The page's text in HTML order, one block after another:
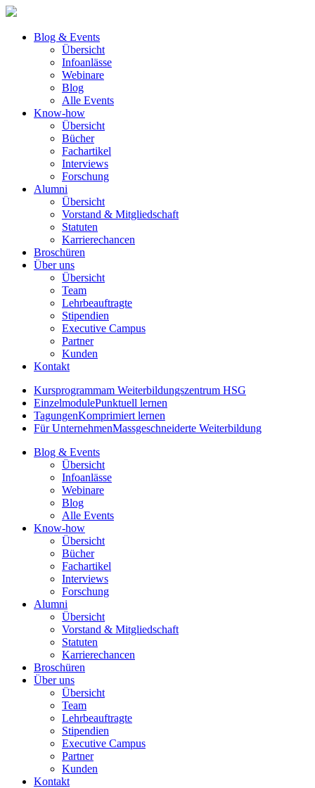
Blog & Events
Übersicht
Infoanlässe
Webinare
Blog
Alle Events
Know-how
Übersicht
Bücher
Fachartikel
Interviews
Forschung
Alumni
Übersicht
Vorstand & Mitgliedschaft
Statuten
Karrierechancen
Broschüren
Über uns
Übersicht
Team
Lehrbeauftragte
Stipendien
Executive Campus
Partner
Kunden
Kontakt
Kursprogrammam Weiterbildungszentrum HSG
EinzelmodulePunktuell lernen
TagungenKomprimiert lernen
Für UnternehmenMassgeschneiderte Weiterbildung
Blog & Events
Übersicht
Infoanlässe
Webinare
Blog
Alle Events
Know-how
Übersicht
Bücher
Fachartikel
Interviews
Forschung
Alumni
Übersicht
Vorstand & Mitgliedschaft
Statuten
Karrierechancen
Broschüren
Über uns
Übersicht
Team
Lehrbeauftragte
Stipendien
Executive Campus
Partner
Kunden
Kontakt